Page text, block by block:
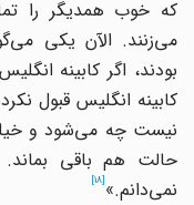
که خوب همدیگر را
بودند، اگر کابینه
کابینه انگلیس قبول
نیست چه می‌شود و
حالت هم باقی بماند.
نمی‌دانم.»